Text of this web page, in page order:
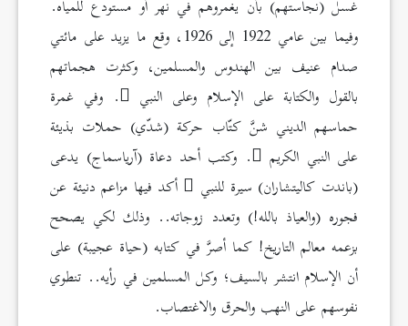
غسل (نجاستهم) بأن يغمروهم في نهر أو مستودع للمياه.
وفيما بين عامي 1922 إلى 1926، وقع ما يزيد على مائتي
صدام عنيف بين الهندوس والمسلمين، وكثرت هجماتهم
بالقول والكتابة على الإسلام وعلى النبي
. وفي غمرة
حماسهم الديني شنَّ كتّاب حركة (شدّي) حملات بذيئة
على النبي الكريم . وكتب أحد دعاة (آرياسماج) يدعى
(باندت كاليتشاران) سيرة للنبي
أكد فيها مزاعم دنيئة عن
فجوره (والعياذ بالله!) وتعدد زوجاته.. وذلك لكي يصحح
بزعمه معالم التاريخ! كما أصرَّ في كتابه (حياة عجيبة) على
أن الإسلام انتشر بالسيف؛ وكل المسلمين في رأيه.. تنطوي
نفوسهم على النهب والحرق والاغتصاب.